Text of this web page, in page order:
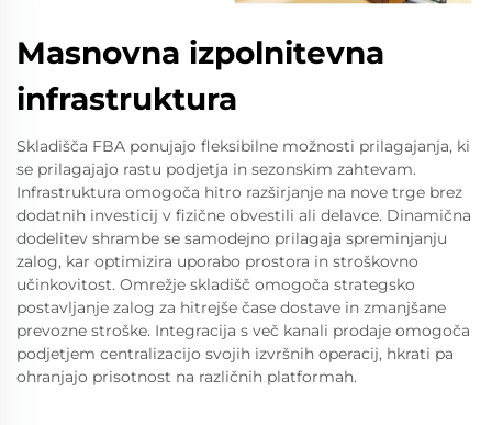
Masnovna izpolnitevna
infrastruktura
Skladišča FBA ponujajo fleksibilne možnosti prilagajanja, ki
se prilagajajo rastu podjetja in sezonskim zahtevam.
Infrastruktura omogoča hitro razširjanje na nove trge brez
dodatnih investicij v fizične obvestili ali delavce. Dinamična
dodelitev shrambe se samodejno prilagaja spreminjanju
zalog, kar optimizira uporabo prostora in stroškovno
učinkovitost. Omrežje skladišč omogoča strategsko
postavljanje zalog za hitrejše čase dostave in zmanjšane
prevozne stroške. Integracija s več kanali prodaje omogoča
podjetjem centralizacijo svojih izvršnih operacij, hkrati pa
ohranjajo prisotnost na različnih platformah.